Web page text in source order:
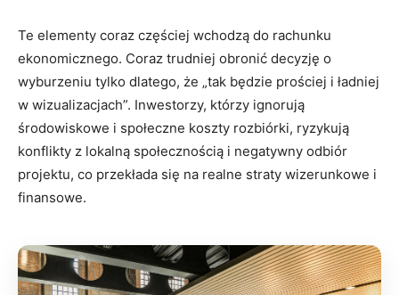
Te elementy coraz częściej wchodzą do rachunku
ekonomicznego. Coraz trudniej obronić decyzję o
wyburzeniu tylko dlatego, że „tak będzie prościej i ładniej
w wizualizacjach”. Inwestorzy, którzy ignorują
środowiskowe i społeczne koszty rozbiórki, ryzykują
konflikty z lokalną społecznością i negatywny odbiór
projektu, co przekłada się na realne straty wizerunkowe i
finansowe.